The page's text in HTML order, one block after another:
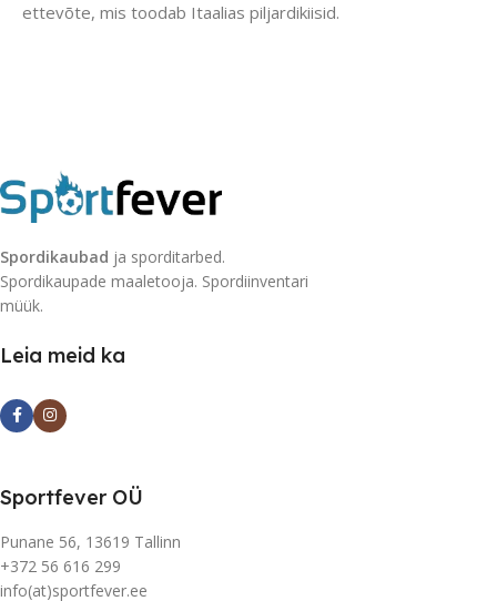
ettevõte, mis toodab Itaalias piljardikiisid.
Spordikaubad ja sporditarbed.
Spordikaupade maaletooja. Spordiinventari
müük.
Leia meid ka
Sportfever OÜ
Punane 56, 13619 Tallinn
+372 56 616 299
info(at)sportfever.ee